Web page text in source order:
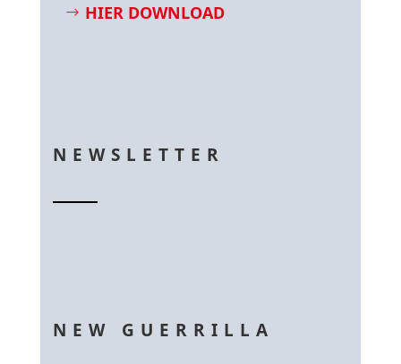
HIER DOWNLOAD
NEWSLETTER
NEW GUERRILLA